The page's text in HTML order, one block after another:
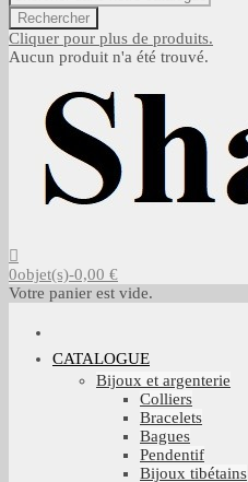
Rechercher
Cliquer pour plus de produits.
Aucun produit n'a été trouvé.
0objet(s)-0,00 €
Votre panier est vide.
CATALOGUE
Bijoux et argenterie
Colliers
Bracelets
Bagues
Pendentif
Bijoux tibétains